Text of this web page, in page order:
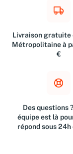
Livraison gratuite
Métropolitaine à
€
Des questions
équipe est là
répond sous 24h